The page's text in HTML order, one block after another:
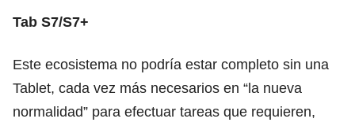
Tab S7/S7+
Este ecosistema no podría estar completo sin una
Tablet, cada vez más necesarios en “la nueva
normalidad” para efectuar tareas que requieren,